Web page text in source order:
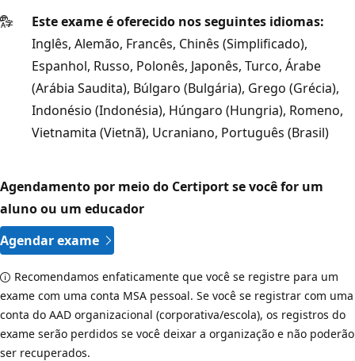
Este exame é oferecido nos seguintes idiomas:
Inglês, Alemão, Francês, Chinês (Simplificado),
Espanhol, Russo, Polonês, Japonês, Turco, Árabe
(Arábia Saudita), Búlgaro (Bulgária), Grego (Grécia),
Indonésio (Indonésia), Húngaro (Hungria), Romeno,
Vietnamita (Vietnã), Ucraniano, Português (Brasil)
Agendamento por meio do Certiport se você for um
aluno ou um educador
Agendar exame
Recomendamos enfaticamente que você se registre para um
exame com uma conta MSA pessoal. Se você se registrar com uma
conta do AAD organizacional (corporativa/escola), os registros do
exame serão perdidos se você deixar a organização e não poderão
ser recuperados.